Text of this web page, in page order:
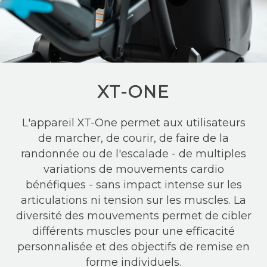
XT-ONE
L'appareil XT-One permet aux utilisateurs
de marcher, de courir, de faire de la
randonnée ou de l'escalade - de multiples
variations de mouvements cardio
bénéfiques - sans impact intense sur les
articulations ni tension sur les muscles. La
diversité des mouvements permet de cibler
différents muscles pour une efficacité
personnalisée et des objectifs de remise en
forme individuels.